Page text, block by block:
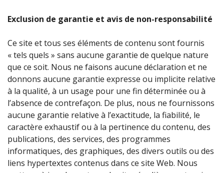
Exclusion de garantie et avis de non-responsabilité
Ce site et tous ses éléments de contenu sont fournis
« tels quels » sans aucune garantie de quelque nature
que ce soit. Nous ne faisons aucune déclaration et ne
donnons aucune garantie expresse ou implicite relative
à la qualité, à un usage pour une fin déterminée ou à
l’absence de contrefaçon. De plus, nous ne fournissons
aucune garantie relative à l’exactitude, la fiabilité, le
caractère exhaustif ou à la pertinence du contenu, des
publications, des services, des programmes
informatiques, des graphiques, des divers outils ou des
liens hypertextes contenus dans ce site Web. Nous